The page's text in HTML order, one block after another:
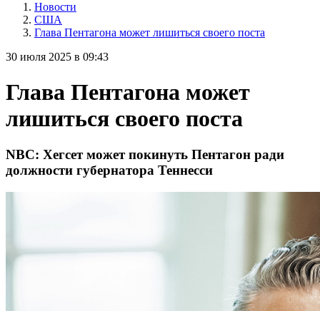
Новости
США
Глава Пентагона может лишиться своего поста
30 июля 2025 в 09:43
Глава Пентагона может
лишиться своего поста
NBC: Хегсет может покинуть Пентагон ради
должности губернатора Теннесси